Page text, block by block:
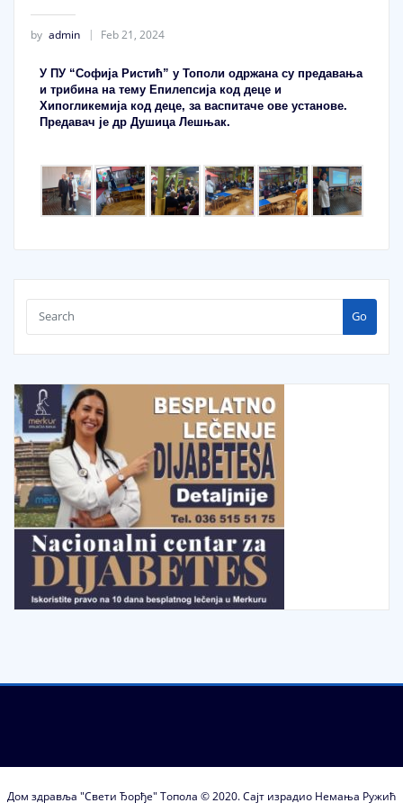
by admin Feb 21, 2024
У ПУ “Софија Ристић” у Тополи одржана су предавања
и трибина на тему Епилепсија код деце и
Хипогликемија код деце, за васпитаче ове установе.
Предавач је др Душица Лешњак.
Go
Дом здравља "Свети Ђорђе" Топола © 2020. Сајт израдио Немања Ружић